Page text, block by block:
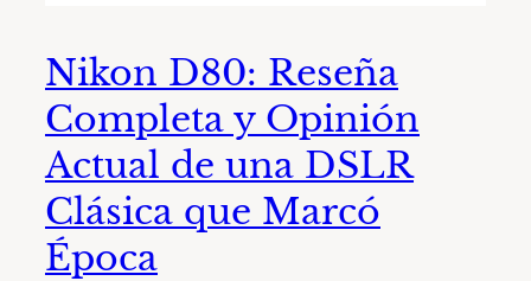
Nikon D80: Reseña
Completa y Opinión
Actual de una DSLR
Clásica que Marcó
Época